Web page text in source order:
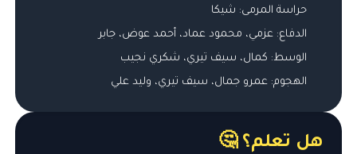
حراسة المرمى: شيكا
الدفاع: عزمي، محمود عماد، أحمد عوض، جابر
الوسط: كمال، سيف تيري، شكري نجيب
الهجوم: عمرو جمال، سيف تيري، وليد علي
هل تعلم؟ 🤔